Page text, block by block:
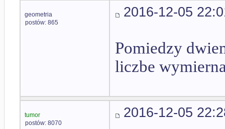
geometria
postów: 865
2016-12-05
Pomiedzy
liczbe
tumor
postów: 8070
2016-12-05